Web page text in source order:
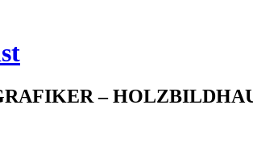
–